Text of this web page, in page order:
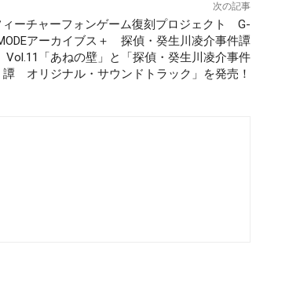
次の記事
ィーチャーフォンゲーム復刻プロジェクト G-
アーカイブス＋ 探偵・癸生川凌介事件譚
Vol.11「あねの壁」と「探偵・癸生川凌介事件
譚 オリジナル・サウンドトラック」を発売！